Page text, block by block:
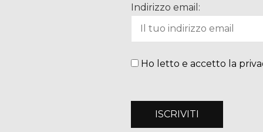
Indirizzo email:
Ho letto e accetto la